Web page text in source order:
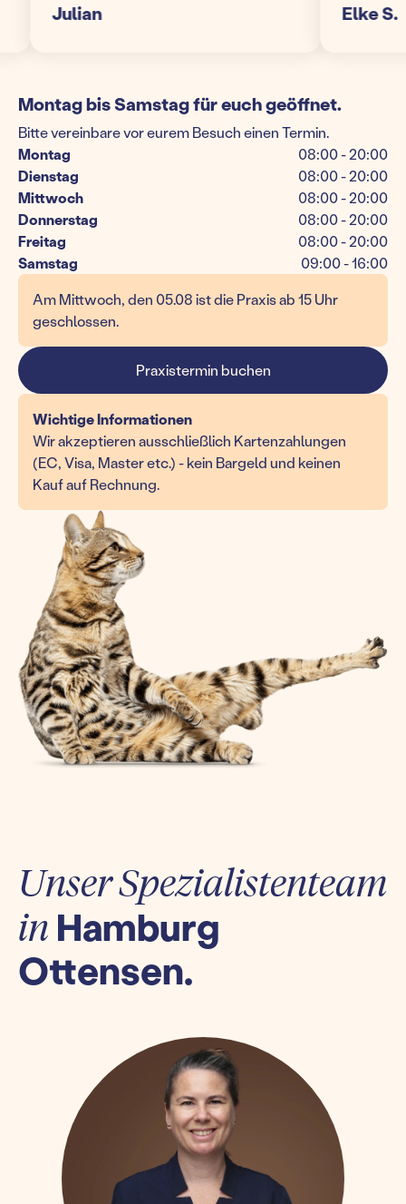
Julian Elke S.
Montag bis Samstag für euch geöffnet.
Bitte vereinbare vor eurem Besuch einen Termin.
Montag
08:00 - 20:00
Dienstag
08:00 - 20:00
Mittwoch
08:00 - 20:00
Donnerstag
08:00 - 20:00
Freitag
08:00 - 20:00
Samstag
09:00 - 16:00
Am Mittwoch, den 05.08 ist die Praxis ab 15 Uhr
geschlossen.
Praxistermin buchen
Wichtige Informationen
Wir akzeptieren ausschließlich Kartenzahlungen
(EC, Visa, Master etc.) - kein Bargeld und keinen
Kauf auf Rechnung.
Unser Spezialistenteam
in Hamburg
Ottensen.